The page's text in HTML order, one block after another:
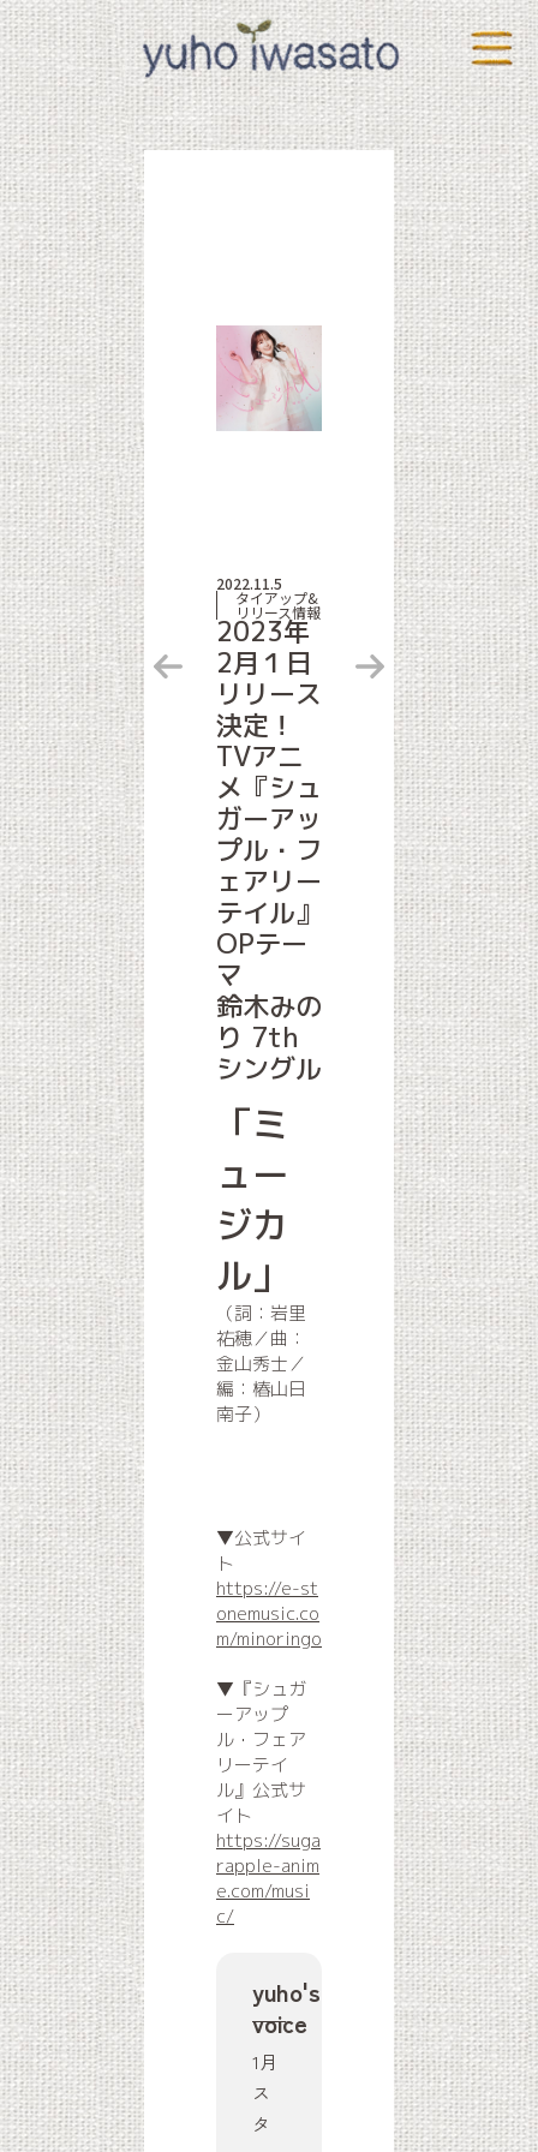
2022.11.5
タイアップ&
リリース情報
2023年
2月１日
リリース
決定！
TVアニ
メ『シュ
ガーアッ
プル・フ
ェアリー
テイル』
OPテー
マ
鈴木みの
り 7th
シングル
「ミ
ュー
ジカ
ル」
（詞：岩里
祐穂／曲：
金山秀士／
編：椿山日
南子）
▼公式サイ
ト
https://e-st
onemusic.co
m/minoringo
▼『シュガ
ーアップ
ル・フェア
リーテイ
ル』公式サ
イト
https://suga
rapple-anim
e.com/musi
c/
yuho's
voice
1月
ス
タ